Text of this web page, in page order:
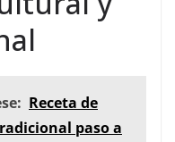
Receta de
paso a